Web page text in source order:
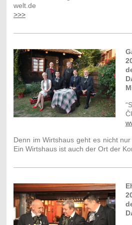
welt.de
>>>
Denn im Wirtshaus geht es nicht
Ein Wirtshaus ist auch der Ort der